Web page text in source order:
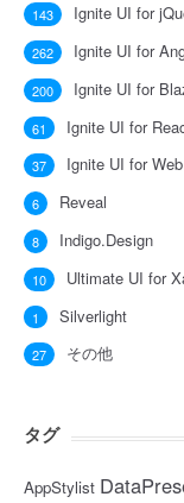
Ignite UI for
143
Ignite UI for
262
Ignite UI for
200
Ignite UI for
61
Ignite UI for
37
Reveal
6
Indigo.Design
8
Ultimate UI for
10
Silverlight
1
その他
27
タグ
AppStylist